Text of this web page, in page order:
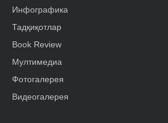
Инфографика
Тадқиқотлар
Book Review
Мултимедиа
Фотогалерея
Видеогалерея